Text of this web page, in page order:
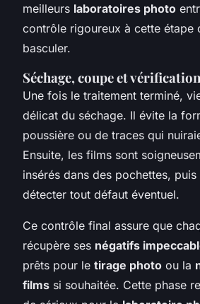
meilleurs laboratoires photo
contrôle rigoureux à cette étape
basculer.
Séchage, coupe et
Une fois le traitement terminé,
délicat du séchage. Il évite la
poussière ou de traces qui
Ensuite, les films sont
insérés dans des pochettes,
détecter tout défaut éventuel.
Ce contrôle final assure que
récupère ses négatifs
prêts pour le tirage photo ou la
films si souhaitée. Cette phase